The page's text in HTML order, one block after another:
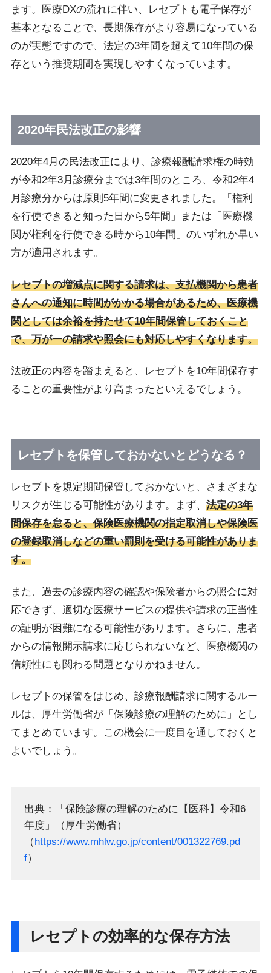
ます。医療DXの流れに伴い、レセプトも電子保存が
基本となることで、長期保存がより容易になっている
のが実態ですので、法定の3年間を超えて10年間の保
存という推奨期間を実現しやすくなっています。
2020年民法改正の影響
2020年4月の民法改正により、診療報酬請求権の時効
が令和2年3月診療分までは3年間のところ、令和2年4
月診療分からは原則5年間に変更されました。「権利
を行使できると知った日から5年間」または「医療機
関が権利を行使できる時から10年間」のいずれか早い
方が適用されます。
レセプトの増減点に関する請求は、支払機関から患者
さんへの通知に時間がかかる場合があるため、医療機
関としては余裕を持たせて10年間保管しておくこと
で、万が一の請求や照会にも対応しやすくなります。
法改正の内容を踏まえると、レセプトを10年間保存す
ることの重要性がより高まったといえるでしょう。
レセプトを保管しておかないとどうなる？
レセプトを規定期間保管しておかないと、さまざまな
リスクが生じる可能性があります。まず、 法定の3年
間保存を怠ると、保険医療機関の指定取消しや保険医
の登録取消しなどの重い罰則を受ける可能性がありま
す。
また、過去の診療内容の確認や保険者からの照会に対
応できず、適切な医療サービスの提供や請求の正当性
の証明が困難になる可能性があります。さらに、患者
からの情報開示請求に応じられないなど、医療機関の
信頼性にも関わる問題となりかねません。
レセプトの保管をはじめ、診療報酬請求に関するルー
ルは、厚生労働省が「保険診療の理解のために」とし
てまとめています。この機会に一度目を通しておくと
よいでしょう。
出典：「保険診療の理解のために【医科】令和6
年度」（厚生労働省）
（https://www.mhlw.go.jp/content/001322769.pd
f）
レセプトの効率的な保存方法